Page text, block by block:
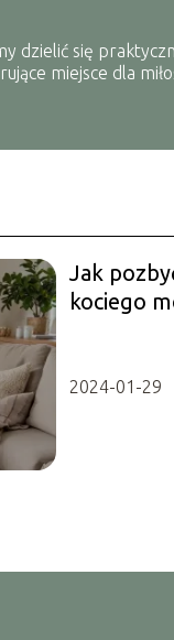
dzielić się
miejsce dla
Jak
kociego
2024-01-29